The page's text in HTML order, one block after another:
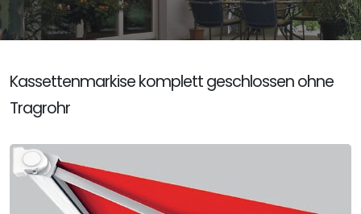
Kassettenmarkise komplett geschlossen ohne
Tragrohr